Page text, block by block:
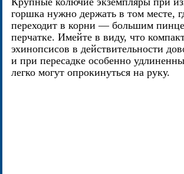
горшка нужно держать в том месте,
переходит в корни — большим
перчатке. Имейте в виду, что
эхинопсисов в действительности
и при пересадке особенно
легко могут опрокинуться на руку.